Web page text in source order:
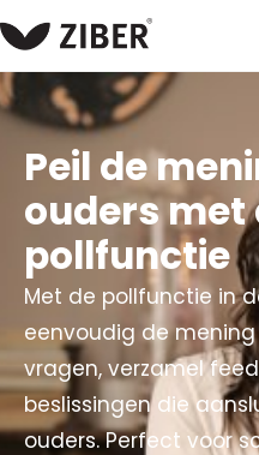
home producten
Peil de
ouders met
pollfunctie
Met de pollfunctie in
eenvoudig de
vragen, verzamel
beslissingen die
ouders. Perfect voor